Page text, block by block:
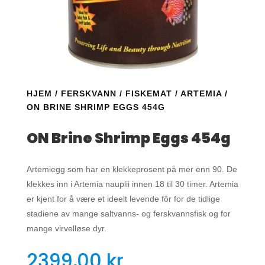
HJEM / FERSKVANN / FISKEMAT / ARTEMIA/
ON BRINE SHRIMP EGGS 454G
ON Brine Shrimp Eggs 454g
Artemiegg som har en klekkeprosent på mer enn 90. De
klekkes inn i Artemia nauplii innen 18 til 30 timer. Artemia
er kjent for å være et ideelt levende fôr for de tidlige
stadiene av mange saltvanns- og ferskvannsfisk og for
mange virvelløse dyr.